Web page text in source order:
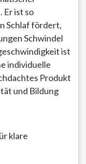
Er ist so
Schlaf fördert,
Schwindel
ist
individuelle
Produkt
und Bildung
klare